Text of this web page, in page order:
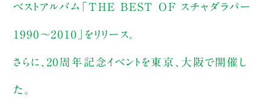
ベストアルバム「THE BEST OF スチャダラパー
1990～2010」をリリース。
さらに、20周年記念イベントを東京、大阪で開催し
た。